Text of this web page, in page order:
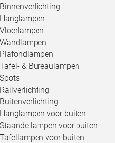
Binnenverlichting
Hanglampen
Vloerlampen
Wandlampen
Plafondlampen
Tafel- & Bureaulampen
Spots
Railverlichting
Buitenverlichting
Hanglampen voor buiten
Staande lampen voor buiten
Tafellampen voor buiten